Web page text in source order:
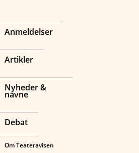
Anmeldelser
Artikler
Nyheder &
navne
Debat
Om Teateravisen